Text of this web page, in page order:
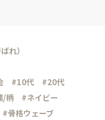
れ）
#10代
#20代
/柄
#ネイビー
#骨格ウェーブ